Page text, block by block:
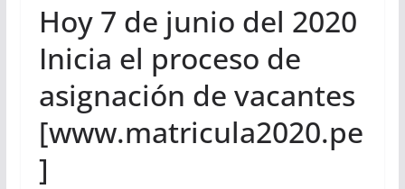
Hoy 7 de junio del 2020
Inicia el proceso de
asignación de vacantes
[www.matricula2020.pe
]